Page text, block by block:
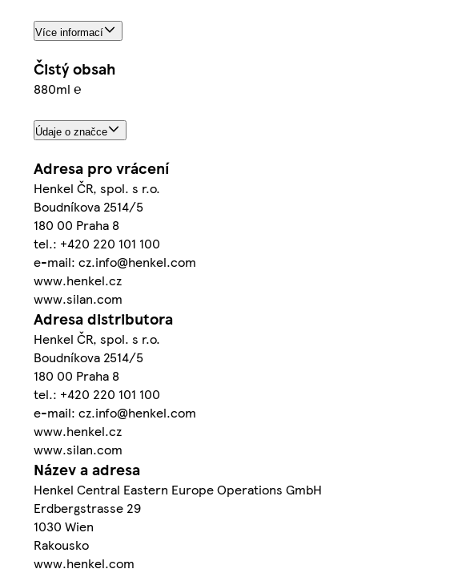
Více informací
Čistý obsah
880ml ℮
Údaje o značce
Adresa pro vrácení
Henkel ČR, spol. s r.o.
Boudníkova 2514/5
180 00 Praha 8
tel.: +420 220 101 100
e-mail: cz.info@henkel.com
www.henkel.cz
www.silan.com
Adresa distributora
Henkel ČR, spol. s r.o.
Boudníkova 2514/5
180 00 Praha 8
tel.: +420 220 101 100
e-mail: cz.info@henkel.com
www.henkel.cz
www.silan.com
Název a adresa
Henkel Central Eastern Europe Operations GmbH
Erdbergstrasse 29
1030 Wien
Rakousko
www.henkel.com